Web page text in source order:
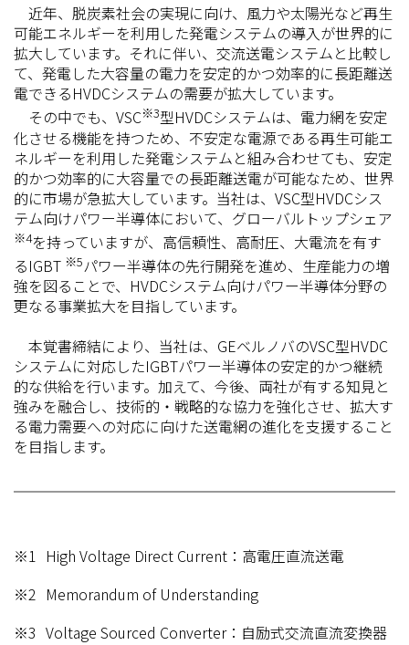
近年、脱炭素社会の実現に向け、風力や太陽光など再生
可能エネルギーを利用した発電システムの導入が世界的に
拡大しています。それに伴い、交流送電システムと比較し
て、発電した大容量の電力を安定的かつ効率的に長距離送
電できるHVDCシステムの需要が拡大しています。
その中でも、VSC※3型HVDCシステムは、電力網を安定
化させる機能を持つため、不安定な電源である再生可能エ
ネルギーを利用した発電システムと組み合わせても、安定
的かつ効率的に大容量での長距離送電が可能なため、世界
的に市場が急拡大しています。当社は、VSC型HVDCシス
テム向けパワー半導体において、グローバルトップシェア
※4を持っていますが、高信頼性、高耐圧、大電流を有す
るIGBT ※5パワー半導体の先行開発を進め、生産能力の増
強を図ることで、HVDCシステム向けパワー半導体分野の
更なる事業拡大を目指しています。
本覚書締結により、当社は、GEベルノバのVSC型HVDC
システムに対応したIGBTパワー半導体の安定的かつ継続
的な供給を行います。加えて、今後、両社が有する知見と
強みを融合し、技術的・戦略的な協力を強化させ、拡大す
る電力需要への対応に向けた送電網の進化を支援すること
を目指します。
※1 High Voltage Direct Current：高電圧直流送電
※2 Memorandum of Understanding
※3 Voltage Sourced Converter：自励式交流直流変換器